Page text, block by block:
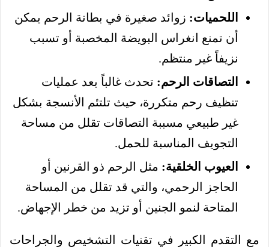
اللحميات: زوائد صغيرة في بطانة الرحم يمكن
أن تمنع انغراس البويضة المخصبة أو تسبب
نزيفاً غير منتظم.
التصاقات الرحم: تحدث غالباً بعد عمليات
تنظيف رحم متكررة، حيث تلتئم الأنسجة بشكل
غير طبيعي مسببة التصاقات تقلل من مساحة
التجويف المناسبة للحمل.
العيوب الخلقية: مثل الرحم ذو القرنين أو
الحاجز الرحمي، والتي قد تقلل من المساحة
المتاحة لنمو الجنين أو تزيد من خطر الإجهاض.
مع التقدم الكبير في تقنيات التشخيص والجراحات